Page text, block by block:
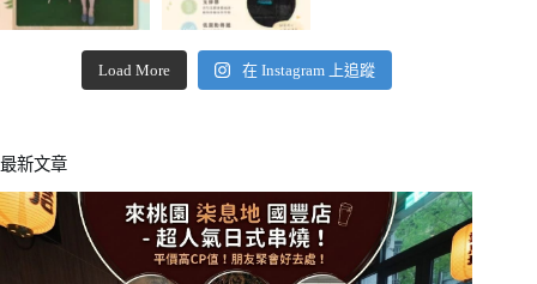
Load More 在 Instagram 上追蹤
最新文章